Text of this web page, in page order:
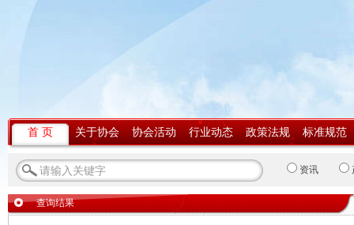
首 页 关于协会 协会活动 行业动态 政策法规 标准规范
资讯
查询结果